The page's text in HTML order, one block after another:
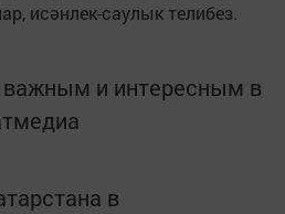
исәнлек-саулык телибез.
и интересным в
в